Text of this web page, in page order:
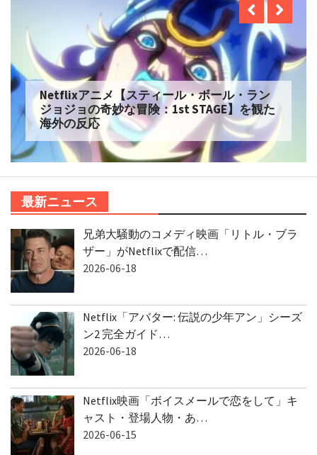
Netflix実写【ONE PIECE】シーズン2 を観た
海外の反応
最新ニュース
兄弟大騒動のコメディ映画「リトル・ブラ
ザー」がNetflixで配信…
Netflix「アバター: 伝説の少年アン」シーズ
ン2 完全ガイド…
Netflix映画「ボイスメールで恋をして」キ
ャスト・登場人物・あ…